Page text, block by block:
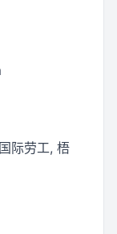
际劳工, 梧